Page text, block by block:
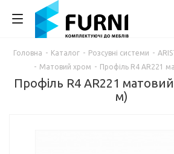
Головна - Каталог - Розсувні системи -
- Матовий хром - Профіль R4 AR221
Профіль R4 AR221
м)